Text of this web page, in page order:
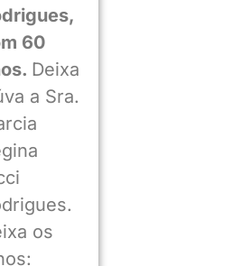
60
Deixa
a Sra.
os